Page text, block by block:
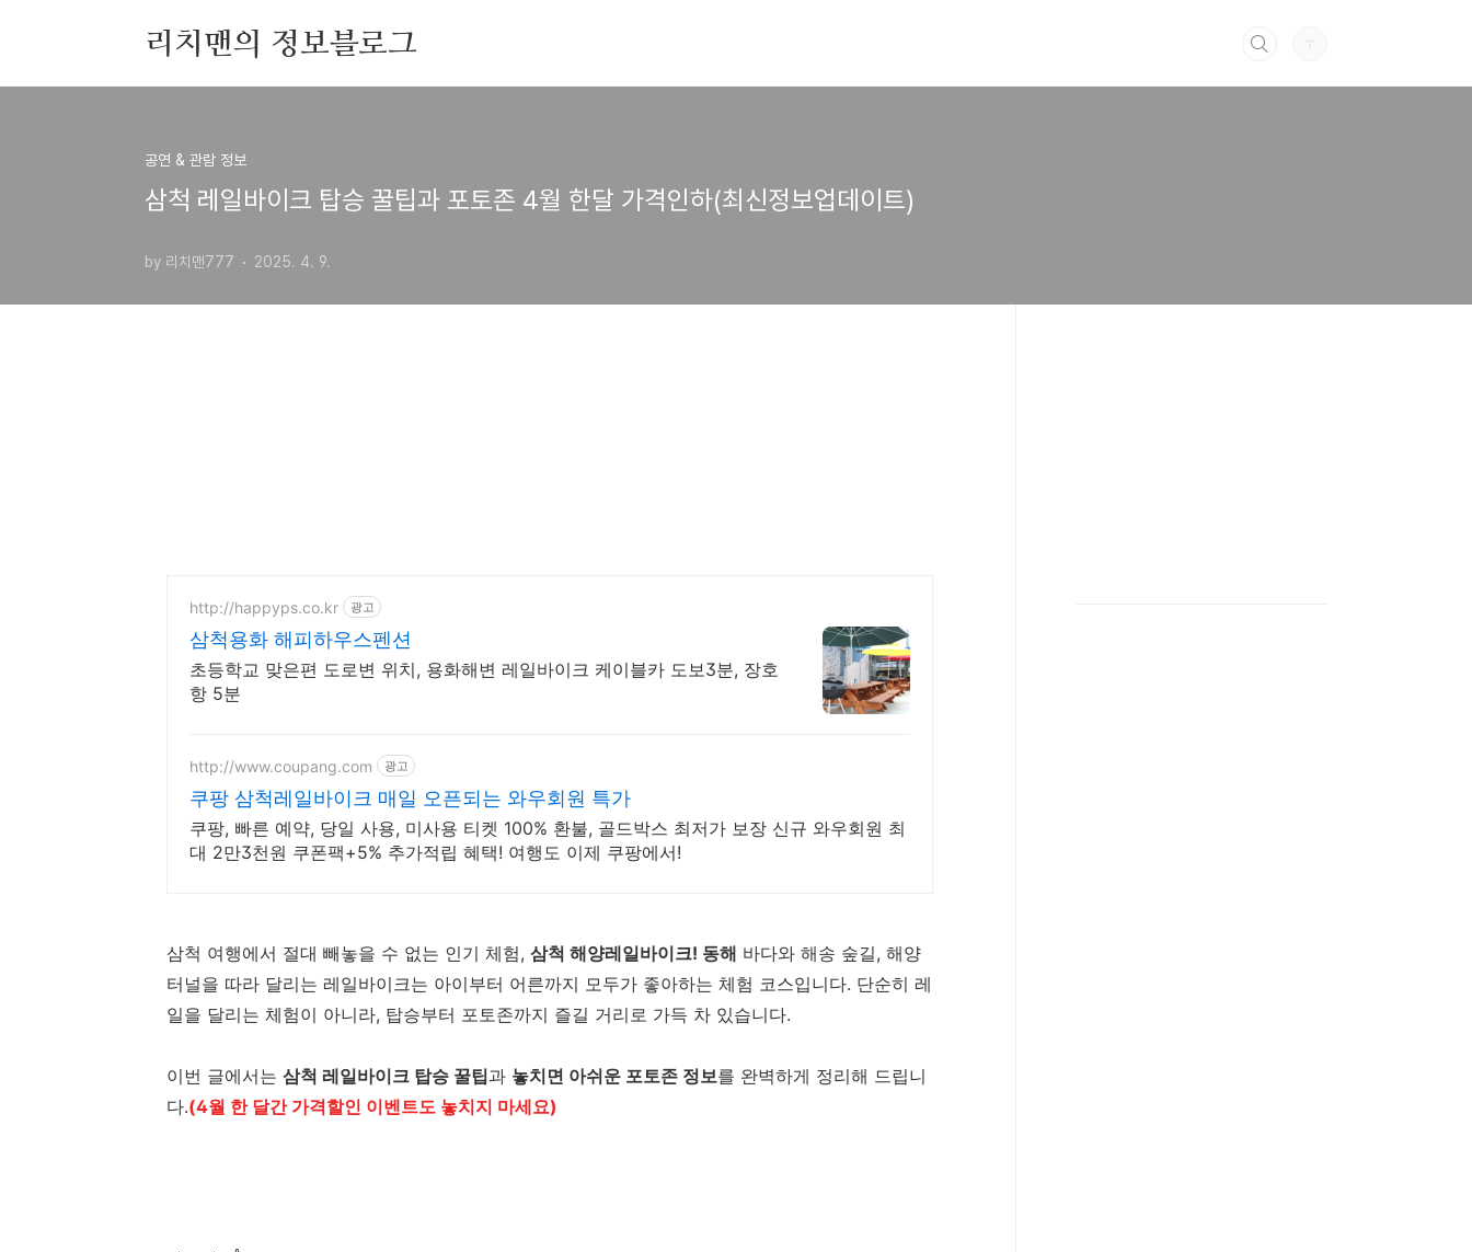
리치맨의 정보블로그
공연 & 관람 정보
삼척 레일바이크 탑승 꿀팁과 포토존 4월 한달 가격인하(최신정보업데이트)
by 리치맨777 2025. 4. 9.
http://happyps.co.kr 광고
삼척용화 해피하우스펜션
초등학교 맞은편 도로변 위치, 용화해변 레일바이크 케이블카 도보3분, 장호
항 5분
http://www.coupang.com 광고
쿠팡 삼척레일바이크 매일 오픈되는 와우회원 특가
쿠팡, 빠른 예약, 당일 사용, 미사용 티켓 100% 환불, 골드박스 최저가 보장 신규 와우회원 최
대 2만3천원 쿠폰팩+5% 추가적립 혜택! 여행도 이제 쿠팡에서!
삼척 여행에서 절대 빼놓을 수 없는 인기 체험, 삼척 해양레일바이크! 동해 바다와 해송 숲길, 해양
터널을 따라 달리는 레일바이크는 아이부터 어른까지 모두가 좋아하는 체험 코스입니다. 단순히 레
일을 달리는 체험이 아니라, 탑승부터 포토존까지 즐길 거리로 가득 차 있습니다.
이번 글에서는 삼척 레일바이크 탑승 꿀팁과 놓치면 아쉬운 포토존 정보를 완벽하게 정리해 드립니
다.(4월 한 달간 가격할인 이벤트도 놓치지 마세요)